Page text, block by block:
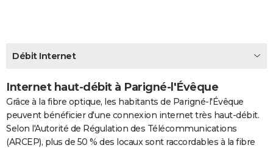
CARTE DE VOEUX
Carte de Noël
Carte Bonne année
Carte Saint-Valentin
Carte Pâques
Carte d'anniversaire
DICTIONNAIRE
PROGRAMME TV
Débit Internet
Internet haut-débit à Parigné-l'Évêque
Grâce à la fibre optique, les habitants de Parigné-l'Évêque
peuvent bénéficier d'une connexion internet très haut-débit.
Selon l'Autorité de Régulation des Télécommunications
(ARCEP), plus de 50 % des locaux sont raccordables à la fibre